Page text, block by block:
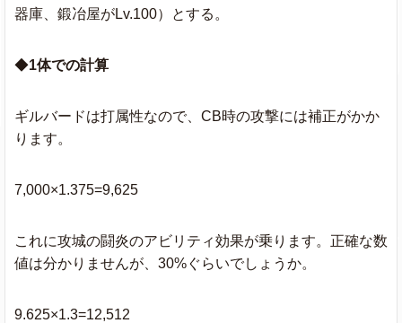
器庫、鍛冶屋がLv.100）とする。
◆1体での計算
ギルバードは打属性なので、CB時の攻撃には補正がかか
ります。
7,000×1.375=9,625
これに攻城の闘炎のアビリティ効果が乗ります。正確な数
値は分かりませんが、30%ぐらいでしょうか。
9.625×1.3=12,512